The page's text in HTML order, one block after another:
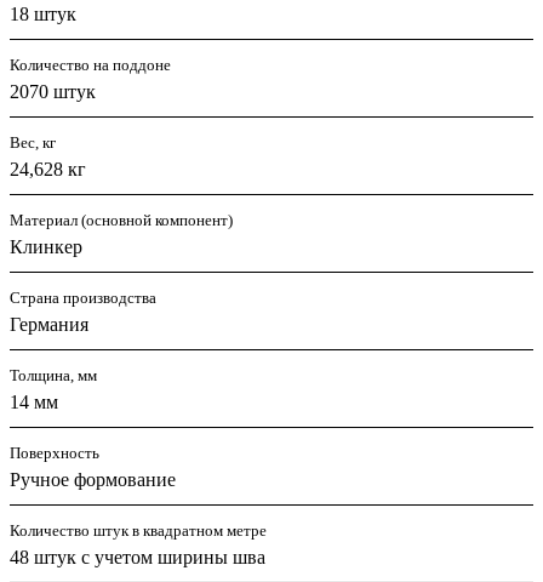
18 штук
Количество на поддоне
2070 штук
Вес, кг
24,628 кг
Материал (основной компонент)
Клинкер
Страна производства
Германия
Толщина, мм
14 мм
Поверхность
Ручное формование
Количество штук в квадратном метре
48 штук с учетом ширины шва